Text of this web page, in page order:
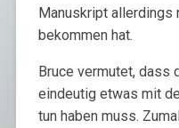
Manuskript allerdings
bekommen hat.
Bruce vermutet, dass
eindeutig etwas mit
tun haben muss.